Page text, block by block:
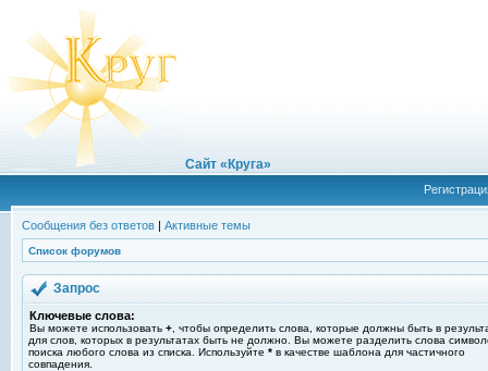
Сайт «Круга»
Сообщения без ответов | Активные темы
Список форумов
Запрос
Ключевые слова:
Вы можете использовать + , чтобы определить слова, которые должны быть в
для слов, которых в результатах быть не должно. Вы можете разделить слова
поиска любого слова из списка. Используйте * в качестве шаблона для частичного
совпадения.